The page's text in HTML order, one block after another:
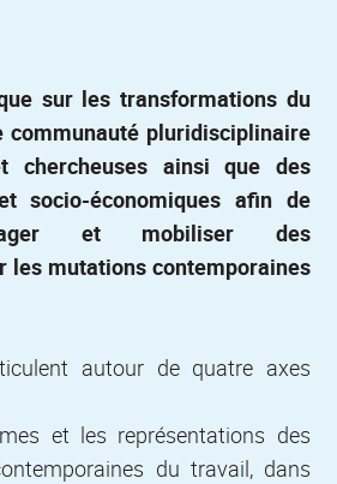
sur les transformations du
communauté pluridisciplinaire
chercheuses ainsi que des
socio-économiques afin de
et mobiliser des
les mutations contemporaines
autour de quatre axes
et les représentations des
du travail, dans